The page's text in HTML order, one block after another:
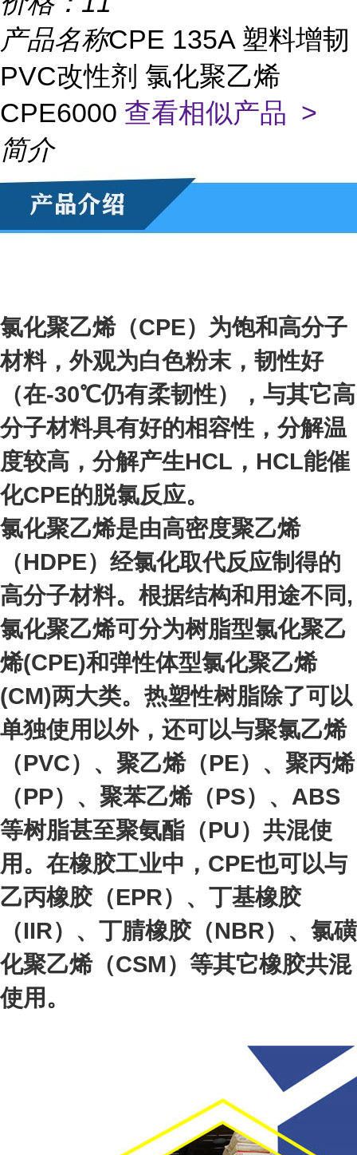
产品名称CPE 135A 塑料增韧
PVC改性剂 氯化聚乙烯
CPE6000 查看相似产品 >
简介
氯化聚乙烯（CPE）为饱和高分子
材料，外观为白色粉末，韧性好
（在-30℃仍有柔韧性），与其它高
分子材料具有好的相容性，分解温
度较高，分解产生HCL，HCL能催
化CPE的脱氯反应。
氯化聚乙烯是由高密度聚乙烯
（HDPE）经氯化取代反应制得的
高分子材料。根据结构和用途不同,
氯化聚乙烯可分为树脂型氯化聚乙
烯(CPE)和弹性体型氯化聚乙烯
(CM)两大类。热塑性树脂除了可以
单独使用以外，还可以与聚氯乙烯
（PVC）、聚乙烯（PE）、聚丙烯
（PP）、聚苯乙烯（PS）、ABS
等树脂甚至聚氨酯（PU）共混使
用。在橡胶工业中，CPE也可以与
乙丙橡胶（EPR）、丁基橡胶
（IIR）、丁腈橡胶（NBR）、氯磺
化聚乙烯（CSM）等其它橡胶共混
使用。